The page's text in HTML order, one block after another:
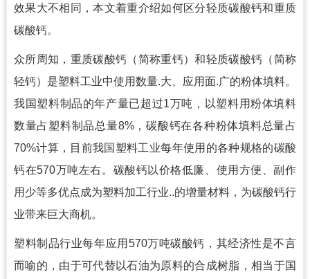
效果大不相同，本文着重介绍如何区分轻质碳酸钙和重质
碳酸钙。
众所周知，重质碳酸钙（简称重钙）和轻质碳酸钙（简称
轻钙）是塑料工业中使用数量.大、应用面.广的粉体填料。
我国塑料制品的年产量已超过1万吨，以塑料用粉体填料
数量占塑料制品总量8%，碳酸钙在各种粉体填料总量占
70%计算，目前我国塑料工业每年使用的各种规格的碳酸
钙在570万吨左右。碳酸钙以价格低廉、使用方便、副作
用少等多优点成为塑料加工行业..的增量材料，为碳酸钙行
业带来巨大商机。
塑料制品行业每年应用 570万吨碳酸钙，其经济性是不言
而喻的，由于可代替以石油为原料的合成树脂，相当于国